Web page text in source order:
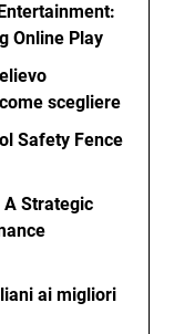
Online Play
scegliere
Safety Fence
A Strategic
ai migliori